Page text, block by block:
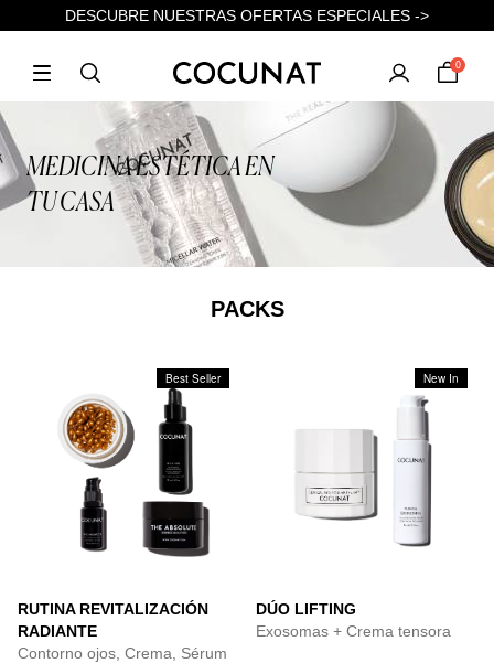
DESCUBRE NUESTRAS OFERTAS ESPECIALES ->
0
MEDICINA ESTÉTICA EN
TU CASA
PACKS
Best Seller
RUTINA REVITALIZACIÓN
RADIANTE
Contorno ojos, Crema, Sérum
New In
DÚO LIFTING
Exosomas + Crema tensora